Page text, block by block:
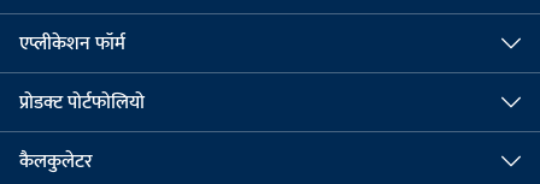
एप्लीकेशन फॉर्म
प्रोडक्ट पोर्टफोलियो
कैलकुलेटर